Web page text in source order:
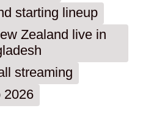
starting lineup
Zealand live in
streaming
2026